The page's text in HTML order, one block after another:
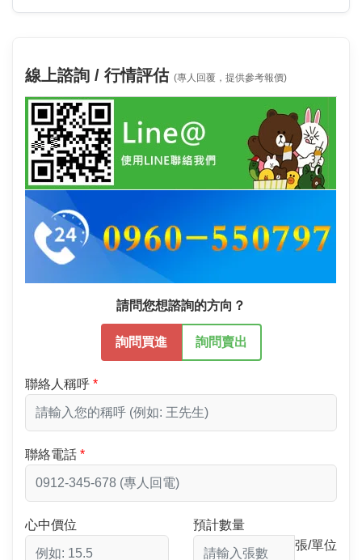
線上諮詢 / 行情評估 (專人回覆，提供參考報價)
請問您想諮詢的方向？
詢問買進 詢問賣出
聯絡人稱呼
聯絡電話
心中價位
預計數量
張/單位